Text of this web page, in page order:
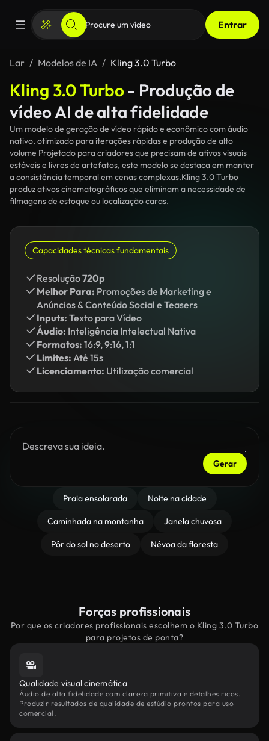
Entrar
Lar Modelos de IA Kling 3.0 Turbo
Kling 3.0 Turbo- Produção de
vídeo AI de alta fidelidade
Um modelo de geração de vídeo rápido e econômico com áudio
nativo, otimizado para iterações rápidas e produção de alto
volume Projetado para criadores que precisam de ativos visuais
estáveis e livres de artefatos, este modelo se destaca em manter
a consistência temporal em cenas complexas.Kling 3.0 Turbo
produz ativos cinematográficos que eliminam a necessidade de
filmagens de estoque ou localização caras.
Capacidades técnicas fundamentais
Resolução720p
Melhor Para: Promoções de Marketing e
Anúncios & Conteúdo Social e Teasers
Inputs: Texto para Vídeo
Áudio: Inteligência Intelectual Nativa
Formatos: 16:9, 9:16, 1:1
Limites: Até 15s
Licenciamento: Utilização comercial
Gerar
Praia ensolarada Noite na cidade
Caminhada na montanha Janela chuvosa
Pôr do sol no deserto Névoa da floresta
Forças profissionais
Por que os criadores profissionais escolhem o Kling 3.0 Turbo
para projetos de ponta?
Qualidade visual cinemática
Áudio de alta fidelidade com clareza primitiva e detalhes ricos.
Produzir resultados de qualidade de estúdio prontos para uso
comercial.